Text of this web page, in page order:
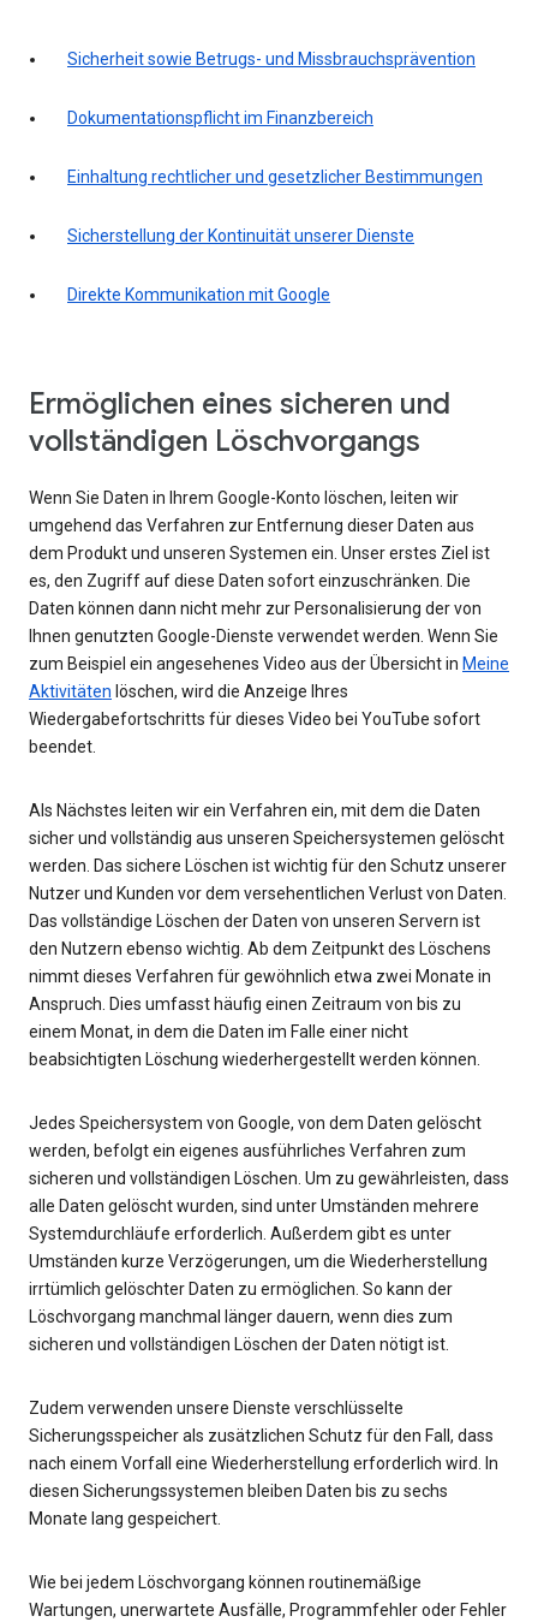
Sicherheit sowie Betrugs- und Missbrauchsprävention
Dokumentationspflicht im Finanzbereich
Einhaltung rechtlicher und gesetzlicher Bestimmungen
Sicherstellung der Kontinuität unserer Dienste
Direkte Kommunikation mit Google
Ermöglichen eines sicheren und
vollständigen Löschvorgangs
Wenn Sie Daten in Ihrem Google-Konto löschen, leiten wir
umgehend das Verfahren zur Entfernung dieser Daten aus
dem Produkt und unseren Systemen ein. Unser erstes Ziel ist
es, den Zugriff auf diese Daten sofort einzuschränken. Die
Daten können dann nicht mehr zur Personalisierung der von
Ihnen genutzten Google-Dienste verwendet werden. Wenn Sie
zum Beispiel ein angesehenes Video aus der Übersicht in Meine
Aktivitäten löschen, wird die Anzeige Ihres
Wiedergabefortschritts für dieses Video bei YouTube sofort
beendet.
Als Nächstes leiten wir ein Verfahren ein, mit dem die Daten
sicher und vollständig aus unseren Speichersystemen gelöscht
werden. Das sichere Löschen ist wichtig für den Schutz unserer
Nutzer und Kunden vor dem versehentlichen Verlust von Daten.
Das vollständige Löschen der Daten von unseren Servern ist
den Nutzern ebenso wichtig. Ab dem Zeitpunkt des Löschens
nimmt dieses Verfahren für gewöhnlich etwa zwei Monate in
Anspruch. Dies umfasst häufig einen Zeitraum von bis zu
einem Monat, in dem die Daten im Falle einer nicht
beabsichtigten Löschung wiederhergestellt werden können.
Jedes Speichersystem von Google, von dem Daten gelöscht
werden, befolgt ein eigenes ausführliches Verfahren zum
sicheren und vollständigen Löschen. Um zu gewährleisten, dass
alle Daten gelöscht wurden, sind unter Umständen mehrere
Systemdurchläufe erforderlich. Außerdem gibt es unter
Umständen kurze Verzögerungen, um die Wiederherstellung
irrtümlich gelöschter Daten zu ermöglichen. So kann der
Löschvorgang manchmal länger dauern, wenn dies zum
sicheren und vollständigen Löschen der Daten nötigt ist.
Zudem verwenden unsere Dienste verschlüsselte
Sicherungsspeicher als zusätzlichen Schutz für den Fall, dass
nach einem Vorfall eine Wiederherstellung erforderlich wird. In
diesen Sicherungssystemen bleiben Daten bis zu sechs
Monate lang gespeichert.
Wie bei jedem Löschvorgang können routinemäßige
Wartungen, unerwartete Ausfälle, Programmfehler oder Fehler